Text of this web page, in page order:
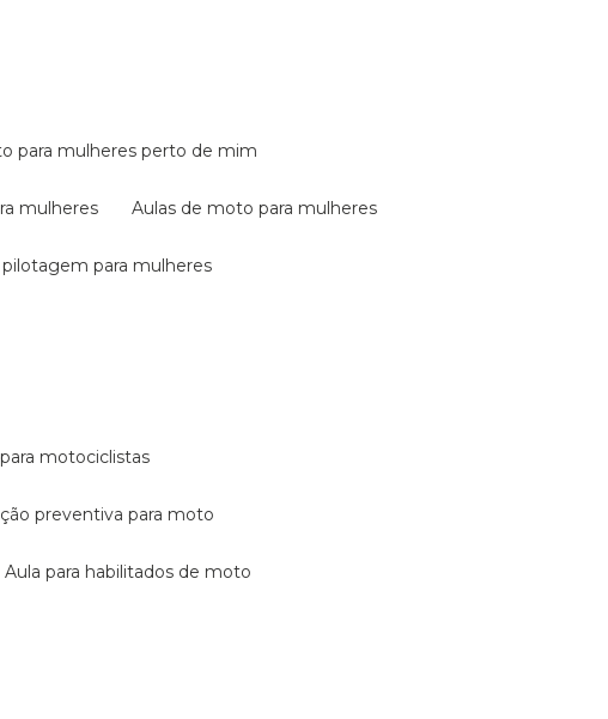
para mulheres perto de mim
mulheres aulas de moto para mulheres
para mulheres
motociclistas
preventiva para moto
aula para habilitados de moto